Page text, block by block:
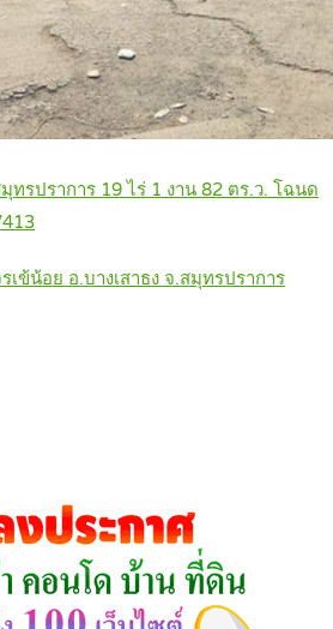
ทรปราการ 19 ไร่ 1 งาน 82 ตร.ว. โฉนด
ข้น้อย อ.บางเสาธง จ.สมุทรปราการ